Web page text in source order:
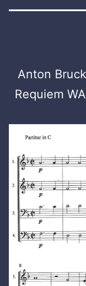
Anton
Requiem